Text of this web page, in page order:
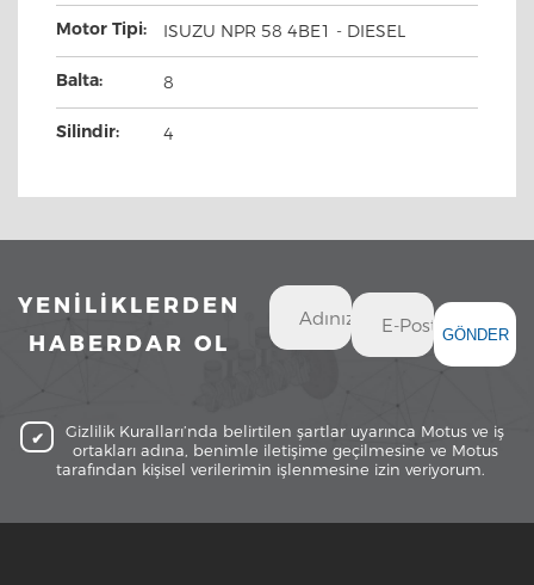
Motor Tipi: ISUZU NPR 58 4BE1 - DIESEL
Balta: 8
Silindir: 4
YENİLİKLERDEN
HABERDAR OL
GÖNDER
Gizlilik Kuralları’nda belirtilen şartlar uyarınca Motus ve iş
ortakları adına, benimle iletişime geçilmesine ve Motus
tarafından kişisel verilerimin işlenmesine izin veriyorum.